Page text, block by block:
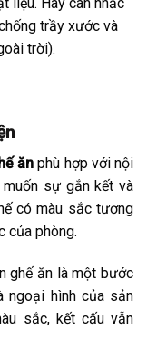
trầy xước và
trời).
ăn phù hợp với nội
muốn sự gắn kết và
có màu sắc tương
của phòng.
ghế ăn là một bước
ngoại hình của sản
sắc, kết cấu vẫn